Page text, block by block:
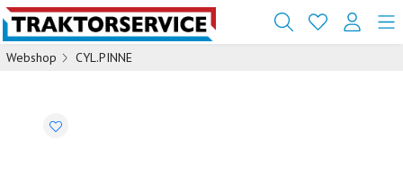
Webshop CYL.PINNE